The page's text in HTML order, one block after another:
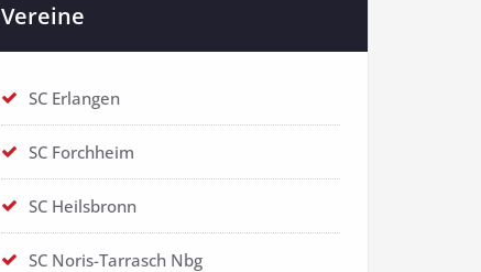
Vereine
SC Erlangen
SC Forchheim
SC Heilsbronn
SC Noris-Tarrasch Nbg